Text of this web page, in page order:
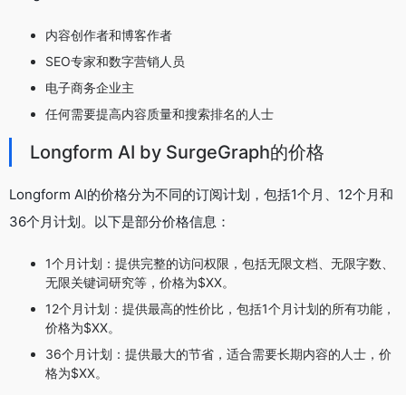
内容创作者和博客作者
SEO专家和数字营销人员
电子商务企业主
任何需要提高内容质量和搜索排名的人士
Longform AI by SurgeGraph的价格
Longform AI的价格分为不同的订阅计划，包括1个月、12个月和
36个月计划。以下是部分价格信息：
1个月计划：提供完整的访问权限，包括无限文档、无限字数、
无限关键词研究等，价格为$XX。
12个月计划：提供最高的性价比，包括1个月计划的所有功能，
价格为$XX。
36个月计划：提供最大的节省，适合需要长期内容的人士，价
格为$XX。